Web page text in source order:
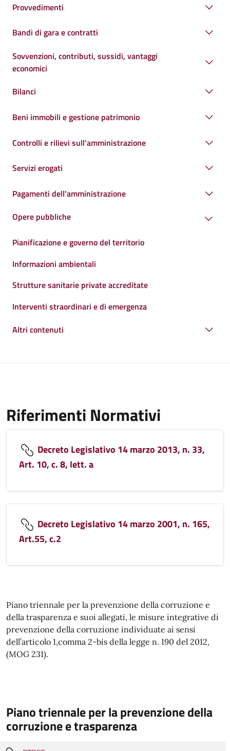
Provvedimenti
Bandi di gara e contratti
Sovvenzioni, contributi, sussidi, vantaggi
economici
Bilanci
Beni immobili e gestione patrimonio
Controlli e rilievi sull'amministrazione
Servizi erogati
Pagamenti dell'amministrazione
Opere pubbliche
Pianificazione e governo del territorio
Informazioni ambientali
Strutture sanitarie private accreditate
Interventi straordinari e di emergenza
Altri contenuti
Riferimenti Normativi
Decreto Legislativo 14 marzo 2013, n. 33,
Art. 10, c. 8, lett. a
Decreto Legislativo 14 marzo 2001, n. 165,
Art.55, c.2
Piano triennale per la prevenzione della corruzione e
della trasparenza e suoi allegati, le misure integrative di
prevenzione della corruzione individuate ai sensi
dell’articolo 1,comma 2-bis della legge n. 190 del 2012,
(MOG 231).
Piano triennale per la prevenzione della
corruzione e trasparenza